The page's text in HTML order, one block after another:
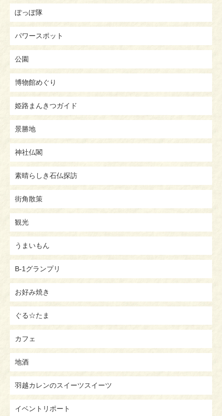
ぽっぽ隊
パワースポット
公園
博物館めぐり
姫路まんきつガイド
景勝地
神社仏閣
素晴らしき石仏探訪
街角散策
観光
うまいもん
B-1グランプリ
お好み焼き
ぐる☆たま
カフェ
地酒
羽越カレンのスイーツスイーツ
イベントリポート